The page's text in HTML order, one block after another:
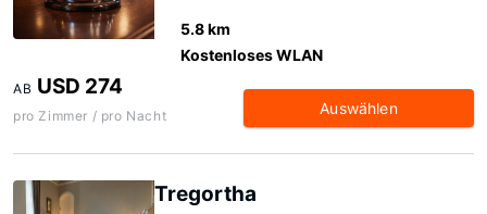
5.8 km
Kostenloses WLAN
AB USD 274
pro Zimmer / pro Nacht Auswählen
Tregortha